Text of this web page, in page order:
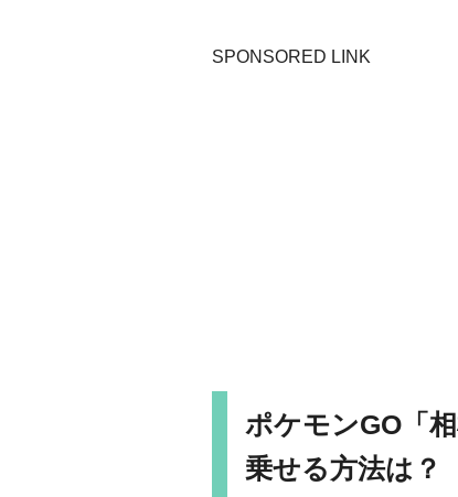
SPONSORED LINK
ポケモンGO「
乗せる方法は？